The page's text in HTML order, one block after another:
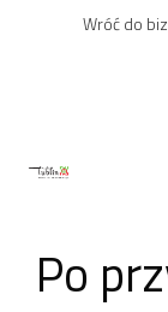
Wróć do
Po